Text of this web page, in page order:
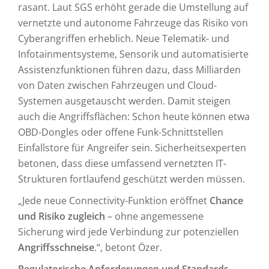
rasant. Laut SGS erhöht gerade die Umstellung auf
vernetzte und autonome Fahrzeuge das Risiko von
Cyberangriffen erheblich. Neue Telematik- und
Infotainmentsysteme, Sensorik und automatisierte
Assistenzfunktionen führen dazu, dass Milliarden
von Daten zwischen Fahrzeugen und Cloud-
Systemen ausgetauscht werden. Damit steigen
auch die Angriffsflächen: Schon heute können etwa
OBD-Dongles oder offene Funk-Schnittstellen
Einfallstore für Angreifer sein. Sicherheitsexperten
betonen, dass diese umfassend vernetzten IT-
Strukturen fortlaufend geschützt werden müssen.
„Jede neue Connectivity-Funktion eröffnet Chance
und Risiko zugleich – ohne angemessene
Sicherung wird jede Verbindung zur potenziellen
Angriffsschneise.“, betont Özer.